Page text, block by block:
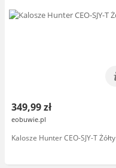
349,99 zł
eobuwie.pl
Kalosze Hunter CEO-SJY-T Żółty